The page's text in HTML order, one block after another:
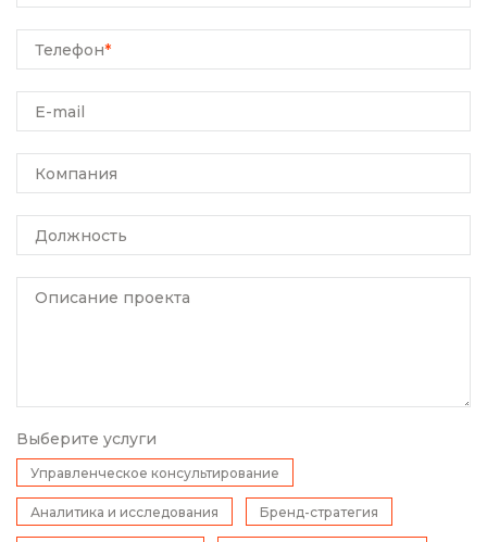
Телефон*
E-mail
Компания
Должность
Описание проекта
Выберите услуги
Управленческое консультирование
Аналитика и исследования Бренд-стратегия